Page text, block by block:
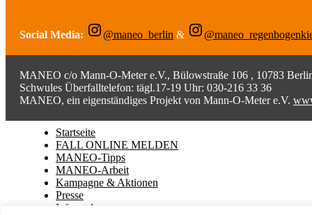
Social Media: @maneo_berlin &
MANEO c/o Mann-O-Meter e.V., Bülowstraße 106 , 10783
Schwules Überfalltelefon: tägl.17-19 Uhr: 030-216 33 36
MANEO, ein eigenständiges Projekt von Mann-O-Meter e.V.
Startseite
FALL ONLINE MELDEN
MANEO-Tipps
MANEO-Arbeit
Kampagne & Aktionen
Presse
Infopool